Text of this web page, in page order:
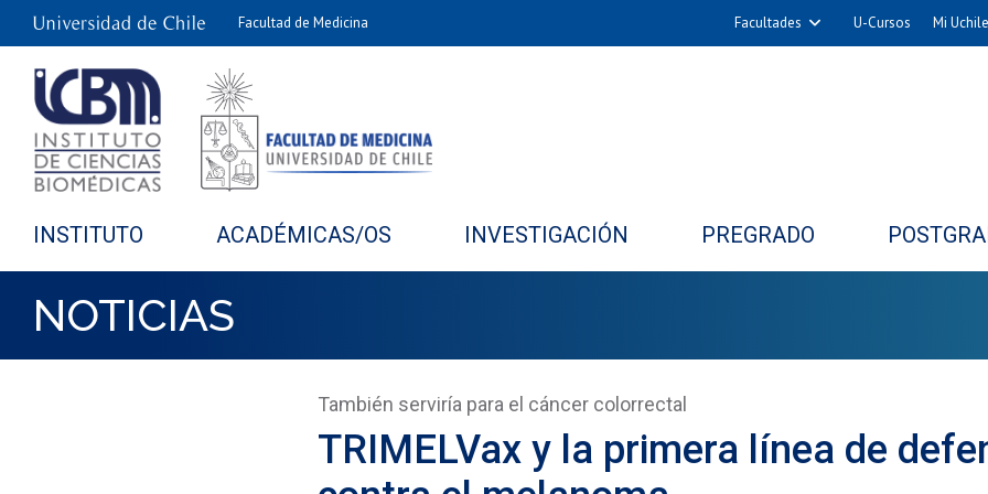
Facultad de Medicina Facultades
Filosofía y Humanidades
U-Cursos Mi Uchile
INSTITUTO ACADÉMICAS/OS INVESTIGACIÓN PREGRADO
NOTICIAS
También serviría para el cáncer colorrectal
TRIMELVax y la primera línea de